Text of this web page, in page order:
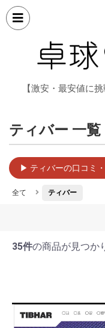
【激安・最安値に
ティバー 一覧
▶ ティバーの口コミ
全て ティバー
35件の商品が見つか